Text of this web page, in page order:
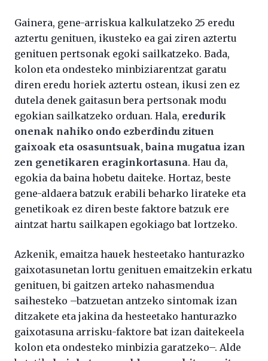
Gainera, gene-arriskua kalkulatzeko 25 eredu
aztertu genituen, ikusteko ea gai ziren aztertu
genituen pertsonak egoki sailkatzeko. Bada,
kolon eta ondesteko minbiziarentzat garatu
diren eredu horiek aztertu ostean, ikusi zen ez
dutela denek gaitasun bera pertsonak modu
egokian sailkatzeko orduan. Hala, eredurik
onenak nahiko ondo ezberdindu zituen
gaixoak eta osasuntsuak, baina mugatua izan
zen genetikaren eraginkortasuna. Hau da,
egokia da baina hobetu daiteke. Hortaz, beste
gene-aldaera batzuk erabili beharko lirateke eta
genetikoak ez diren beste faktore batzuk ere
aintzat hartu sailkapen egokiago bat lortzeko.
Azkenik, emaitza hauek hesteetako hanturazko
gaixotasunetan lortu genituen emaitzekin erkatu
genituen, bi gaitzen arteko nahasmendua
saihesteko –batzuetan antzeko sintomak izan
ditzakete eta jakina da hesteetako hanturazko
gaixotasuna arrisku-faktore bat izan daitekeela
kolon eta ondesteko minbizia garatzeko–. Alde